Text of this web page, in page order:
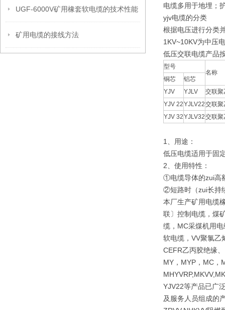
UGF-6000V矿用橡套软电缆的技术性能
矿用电缆的接线方法
电缆多用于地埋；
yjv电缆的分类
根据电压进行分类
1KV~10KV为中压
低压交联电缆产品
型号
名称
铜芯
铝芯
YJV
YJLV
交联聚
YJV 22YJLV22交联聚
YJV 32YJLV32交联聚
1、用途：
低压电缆适用于固
2、使用特性：
①电缆导体的zui高
②短路时（zui长持
本厂生产矿用电缆
联〕控制电缆，煤
缆，MC采煤机用
软电缆，VV聚氯乙
CEFR乙丙胶绝缘
MY，MYP，MC，
YJV22等产品已广
及服务人员组成的